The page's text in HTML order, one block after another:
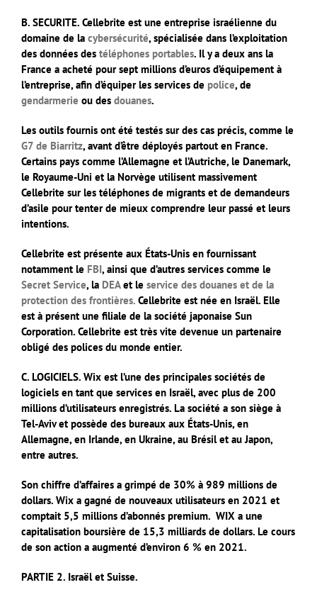
B. SECURITE. Cellebrite est une entreprise israélienne du
domaine de la cybersécurité, spécialisée dans l’exploitation
des données des téléphones portables. Il y a deux ans la
France a acheté pour sept millions d’euros d’équipement à
l’entreprise, afin d’équiper les services de police, de
gendarmerie ou des douanes.
Les outils fournis ont été testés sur des cas précis, comme le
G7 de Biarritz, avant d’être déployés partout en France.
Certains pays comme l’Allemagne et l’Autriche, le Danemark,
le Royaume-Uni et la Norvège utilisent massivement
Cellebrite sur les téléphones de migrants et de demandeurs
d’asile pour tenter de mieux comprendre leur passé et leurs
intentions.
Cellebrite est présente aux États-Unis en fournissant
notamment le FBI, ainsi que d’autres services comme le
Secret Service, la DEAet le service des douanes et de la
protection des frontières. Cellebrite est née en Israël. Elle
est à présent une filiale de la société japonaise Sun
Corporation. Cellebrite est très vite devenue un partenaire
obligé des polices du monde entier.
C. LOGICIELS. Wix est l’une des principales sociétés de
logiciels en tant que services en Israël, avec plus de 200
millions d’utilisateurs enregistrés. La société a son siège à
Tel-Aviv et possède des bureaux aux États-Unis, en
Allemagne, en Irlande, en Ukraine, au Brésil et au Japon,
entre autres.
Son chiffre d’affaires a grimpé de 30% à 989 millions de
dollars. Wix a gagné de nouveaux utilisateurs en 2021 et
comptait 5,5 millions d’abonnés premium. WIX a une
capitalisation boursière de 15,3 milliards de dollars. Le cours
de son action a augmenté d’environ 6 % en 2021.
PARTIE 2. Israël et Suisse.